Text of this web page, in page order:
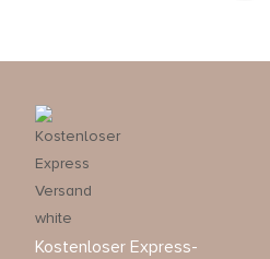
Kostenloser Express-